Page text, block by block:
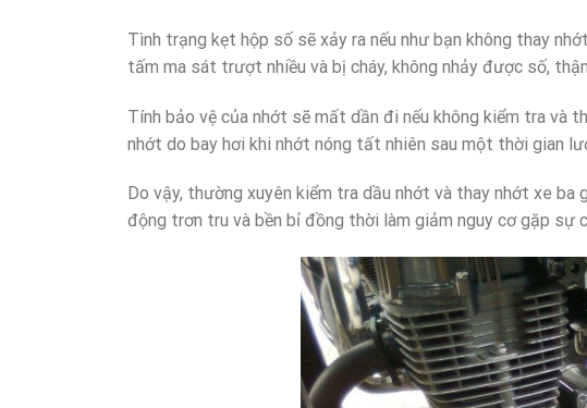
Tình trạng kẹt hộp số sẽ xảy ra nếu như bạn không thay
tấm ma sát trượt nhiều và bị cháy, không nhảy được số,
Tính bảo vệ của nhớt sẽ mất dần đi nếu không kiểm tra và
nhớt do bay hơi khi nhớt nóng tất nhiên sau một thời gian
Do vậy, thường xuyên kiểm tra dầu nhớt và thay nhớt xe
động trơn tru và bền bỉ đồng thời làm giảm nguy cơ gặp sự